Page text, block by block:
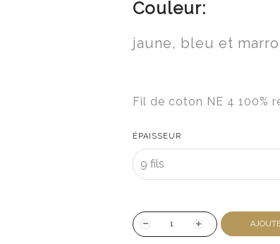
Couleur:
jaune, bleu et
Fil de coton NE 4 100%
ÉPAISSEUR